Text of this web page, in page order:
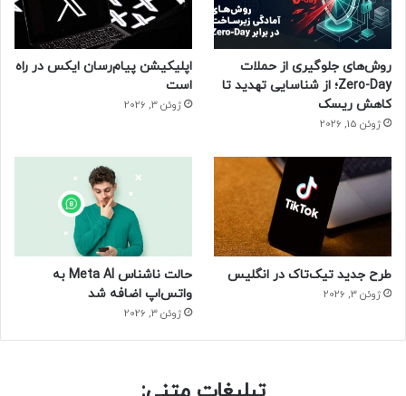
روش‌های جلوگیری از حملات
Zero-Day؛ از شناسایی تهدید تا
کاهش ریسک
ژوئن 15, 2026
اپلیکیشن پیام‌رسان ایکس در راه
است
ژوئن 3, 2026
طرح جدید تیک‌تاک در انگلیس
ژوئن 3, 2026
حالت ناشناس Meta AI به
واتس‌اپ اضافه شد
ژوئن 3, 2026